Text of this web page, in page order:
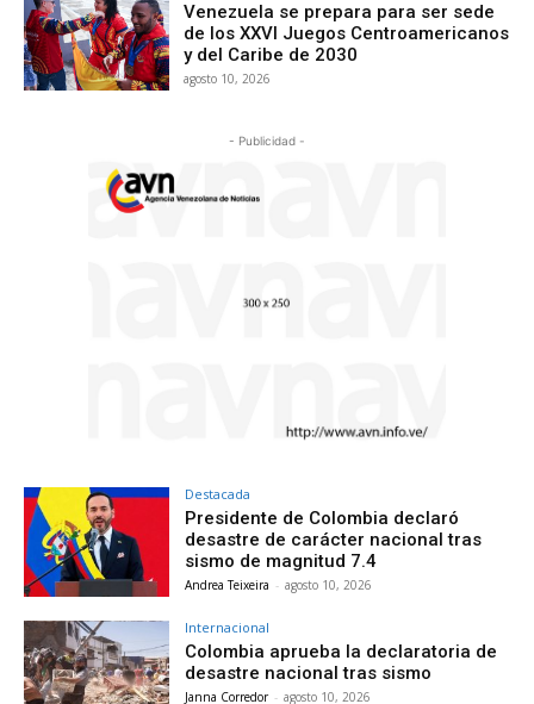
Venezuela se prepara para ser sede
de los XXVI Juegos Centroamericanos
y del Caribe de 2030
agosto 10, 2026
- Publicidad -
Destacada
Presidente de Colombia declaró
desastre de carácter nacional tras
sismo de magnitud 7.4
Andrea Teixeira - agosto 10, 2026
Internacional
Colombia aprueba la declaratoria de
desastre nacional tras sismo
Janna Corredor - agosto 10, 2026